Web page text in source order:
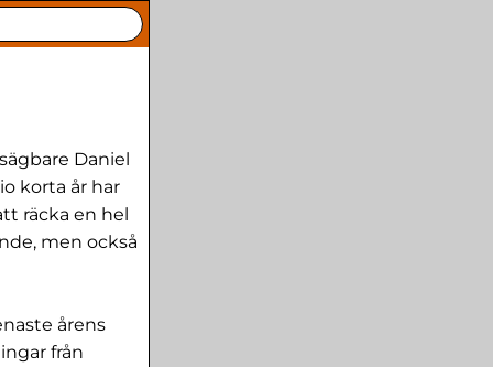
Daniel
korta år har
räcka en hel
men också
årens
från